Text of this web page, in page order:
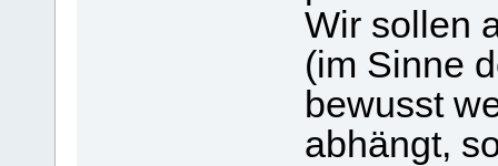
Wir sollen
(im Sinne
bewusst
abhängt,